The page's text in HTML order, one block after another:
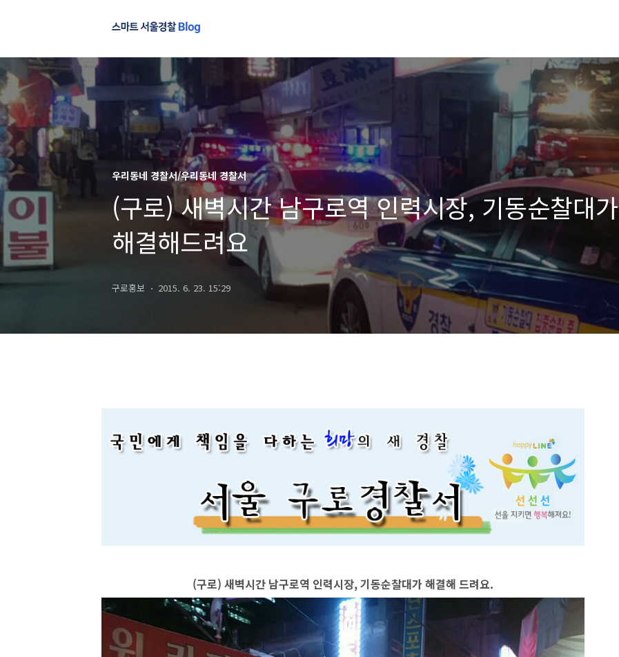
우리동네 경찰서/우리동네 경찰서
(구로) 새벽시간 남구로역 인력시장, 기동순찰대가
해결해드려요
구로홍보 2015. 6. 23. 15:29
(구로) 새벽시간 남구로역 인력시장, 기동순찰대가 해결해 드려요.